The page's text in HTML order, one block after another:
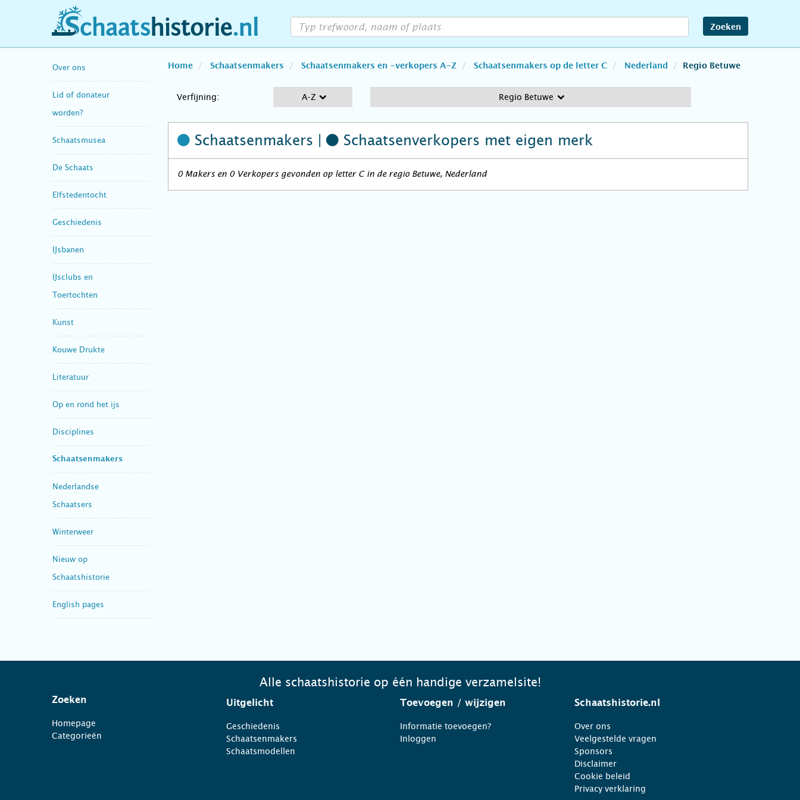
schaatshistorie.nl Zoeken
Over ons
Lid of donateur
worden?
Schaatsmusea
De Schaats
Elfstedentocht
Geschiedenis
IJsbanen
IJsclubs en
Toertochten
Kunst
Kouwe Drukte
Literatuur
Op en rond het ijs
Disciplines
Schaatsenmakers
Nederlandse
Schaatsers
Winterweer
Nieuw op
Schaatshistorie
English pages
Home Schaatsenmakers Schaatsenmakers en -verkopers A-Z Schaatsenmakers op de letter C Nederland Regio Betuwe
Verfijning: A-Z Regio Betuwe
Schaatsenmakers | Schaatsenverkopers met eigen merk
0 Makers en 0 Verkopers gevonden op letter C in de regio Betuwe, Nederland
Alle schaatshistorie op één handige verzamelsite!
Zoeken
Homepage
Categorieën
Uitgelicht
Geschiedenis
Schaatsenmakers
Schaatsmodellen
Toevoegen / wijzigen
Informatie toevoegen?
Inloggen
Schaatshistorie.nl
Over ons
Veelgestelde vragen
Sponsors
Disclaimer
Cookie beleid
Privacy verklaring